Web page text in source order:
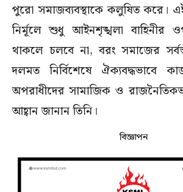
পুরো সমাজব্যবস্থাকে কলুষিত করে।
নির্মূলে শুধু আইনশৃঙ্খলা বাহিনীর
থাকলে চলবে না, বরং সমাজের
দলমত নির্বিশেষে ঐক্যবদ্ধভাবে
অপরাধীদের সামাজিক ও
আহ্বান জানান তিনি।
বিজ্ঞাপন